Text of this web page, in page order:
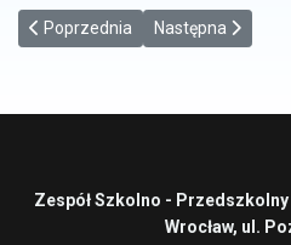
Poprzednia strona: Jak nie
Poprzednia Następna strona:
Następna
Zespół Szkolno - Przedszkolny
Wrocław, ul.